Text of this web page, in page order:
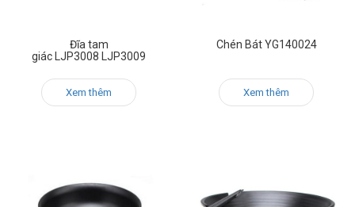
Đĩa tam
giác LJP3008 LJP3009
Xem thêm
Chén Bát YG140024
Xem thêm